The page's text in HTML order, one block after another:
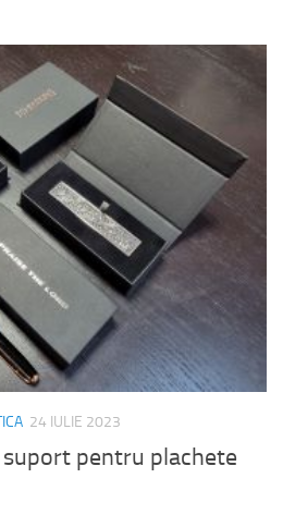
24 IULIE 2023
pentru plachete